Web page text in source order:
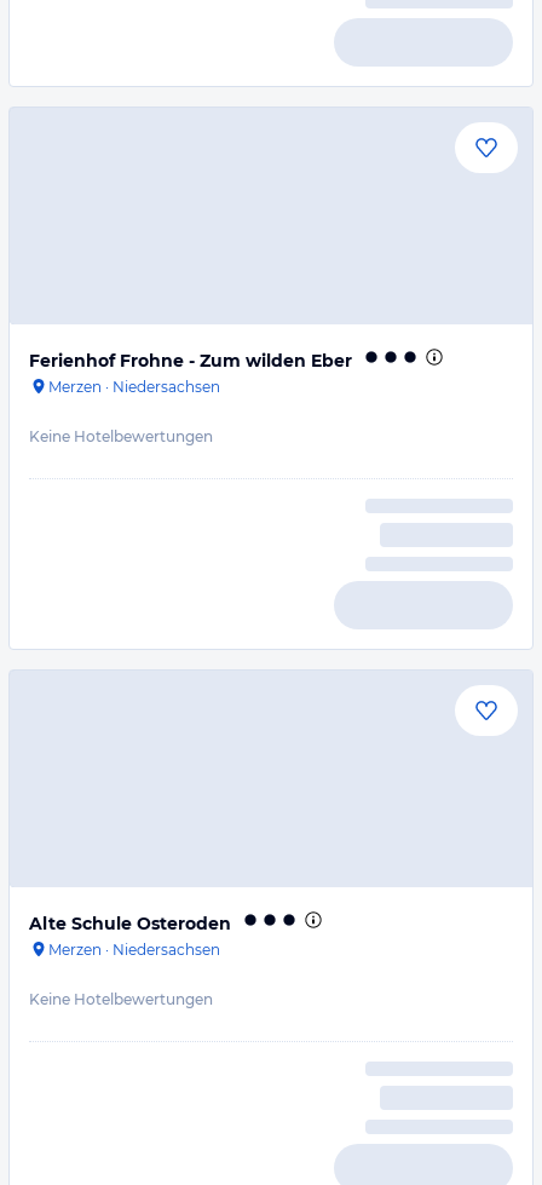
Ferienhof Frohne - Zum wilden Eber
Merzen · Niedersachsen
Keine Hotelbewertungen
Alte Schule Osteroden
Merzen · Niedersachsen
Keine Hotelbewertungen